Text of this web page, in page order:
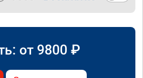
от 9800 ₽